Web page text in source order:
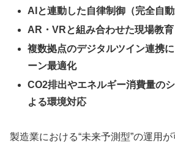
AIと連動した自律制御（完全自動
AR・VRと組み合わせた現場教
複数拠点のデジタルツイン連携
ーン最適化
CO2排出やエネルギー消費量の
よる環境対応
製造業における“未来予測型”の運用が